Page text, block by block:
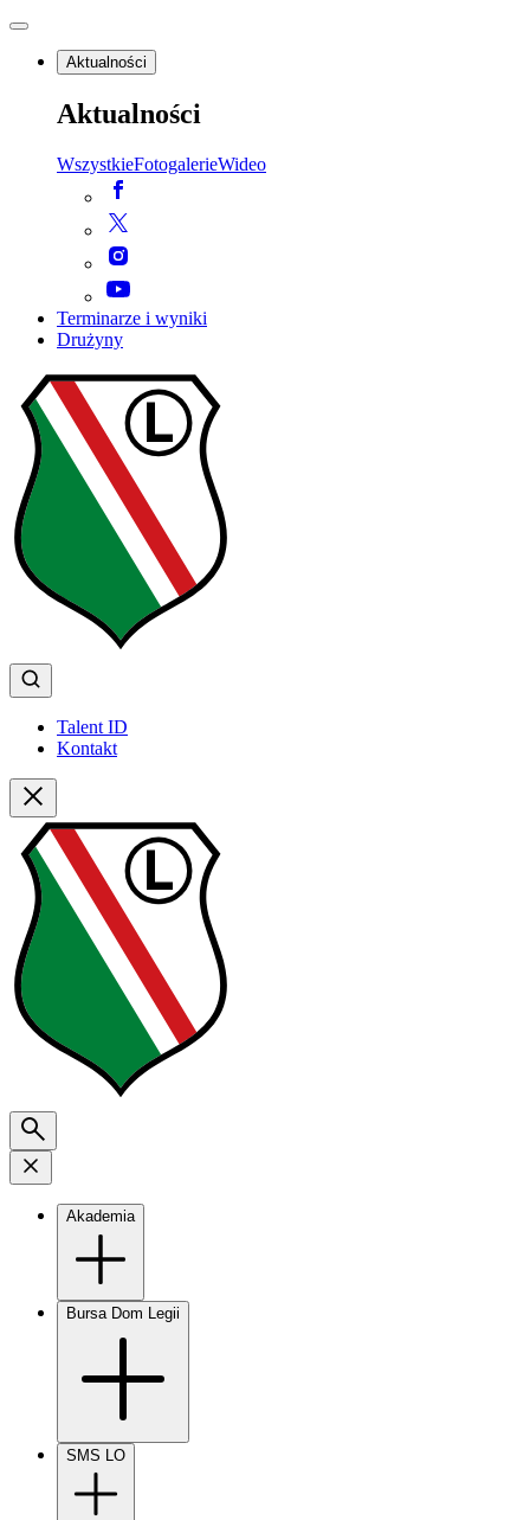
Aktualności
Aktualności
WszystkieFotogalerieWideo
Terminarze i wyniki
Drużyny
Talent ID
Kontakt
Akademia
Bursa Dom Legii
SMS LO